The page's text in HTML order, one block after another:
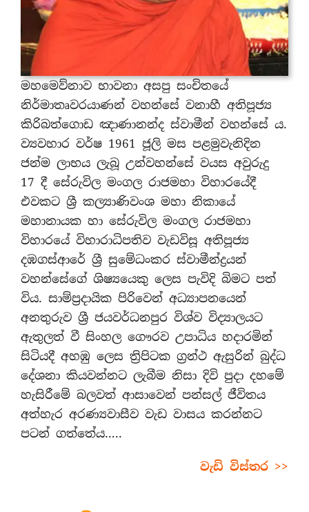
මහමෙව්නාව භාවනා අසපු සංචිතයේ
නිර්මාතෘවරයාණන් වහන්සේ වනාහී අතිපූජ්‍ය
කිරිබත්ගොඩ ඤාණානන්ද ස්වාමීන් වහන්සේ ය.
ව්‍යවහාර වර්ෂ 1961 ජූලි මස පළමුවැනිදින
ජන්ම ලාභය ලැබූ උන්වහන්සේ වයස අවුරුදු
17 දී සේරුවිල මංගල රාජමහා විහාරයේදී
එවකට ශ්‍රී කල්‍යාණිවංශ මහා නිකායේ
මහානායක හා සේරුවිල මංගල රාජමහා
විහාරයේ විහාරාධිපතිව වැඩවිසූ අතිපූජ්‍ය
දඹගස්ආරේ ශ්‍රී සුමේධංකර ස්වාමීන්ද්‍රයන්
වහන්සේගේ ශිෂ්‍යයෙකු ලෙස පැවිදි බිමට පත්
විය. සාම්ප්‍රදායික පිරිවෙන් අධ්‍යාපනයෙන්
අනතුරුව ශ්‍රී ජයවර්ධනපුර විශ්ව විද්‍යාලයට
ඇතුලත් වී සිංහල ගෞරව උපාධිය හදාරමින්
සිටියදී අහඹු ලෙස ත්‍රිපිටක ග්‍රන්ථ ඇසුරින් බුද්ධ
දේශනා කියවන්නට ලැබීම නිසා දිවි පුදා දහමේ
හැසිරීමේ බලවත් ආසාවෙන් පන්සල් ජීවිතය
අත්හැර අරණ්‍යවාසීව වැඩ වාසය කරන්නට
පටන් ගත්තේය…..
වැඩි විස්තර >>